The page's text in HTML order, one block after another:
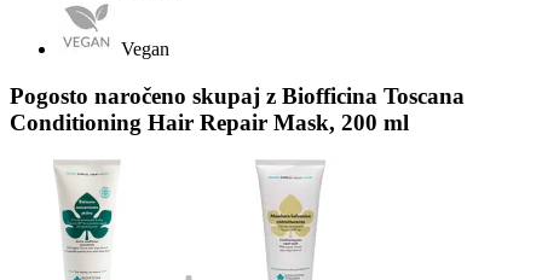
Vegan
Pogosto naročeno skupaj z Biofficina Toscana
Conditioning Hair Repair Mask, 200 ml